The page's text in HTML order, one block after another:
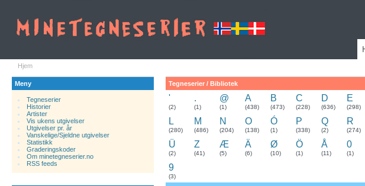
Hjem
Meny
Tegneserier
Historier.
Artister
Vis ukens utgivelser
Utgivelser pr. år
Vanskelige/Sjeldne utgivelser
Statistikk
Graderingskoder
Om minetegneserier.no
RSS feeds
Tegneserier / Bibliotek
'
(2)
.
(1)
@
(1)
A
(438)
B
(473)
C
(228)
D
(636)
E
(298)
L
(280)
M
(486)
N
(204)
O
(138)
Ó
(1)
P
(338)
Q
(2)
R
(274)
Ü
(2)
Z
(41)
Æ
(5)
Ä
(6)
Ø
(10)
Ö
(1)
Å
(11)
0
(1)
9
(3)